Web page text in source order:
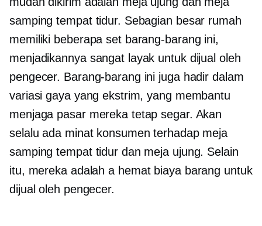
samping tempat tidur. Sebagian besar rumah
memiliki beberapa set barang-barang ini,
menjadikannya sangat layak untuk dijual oleh
pengecer. Barang-barang ini juga hadir dalam
variasi gaya yang ekstrim, yang membantu
menjaga pasar mereka tetap segar. Akan
selalu ada minat konsumen terhadap meja
samping tempat tidur dan meja ujung. Selain
itu, mereka adalah a hemat biayabarang untuk
dijual oleh pengecer.